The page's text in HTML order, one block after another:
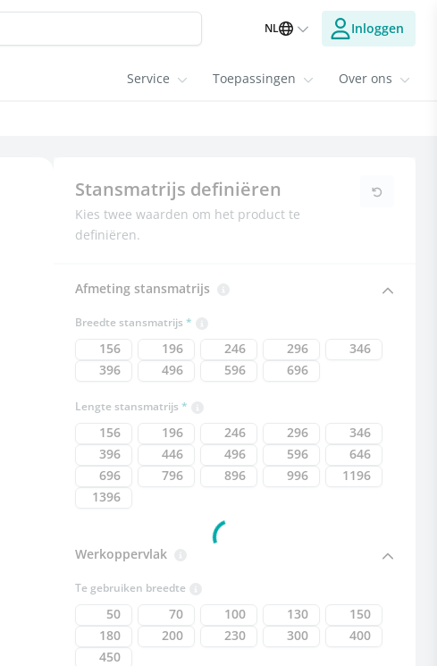
NL Inloggen
Service Toepassingen Over ons
Stansmatrijs definiëren
Kies twee waarden om het product te
definiëren.
Afmeting stansmatrijs
Breedte stansmatrijs
156 196 246 296
346
396
496 596 696
Lengte stansmatrijs
156 196 246 296
346
396
446 496 596
646
696
796 896 996
1196
1396
Werkoppervlak
Te gebruiken breedte
50 70 100 130
150
180
200 230 300
400
450